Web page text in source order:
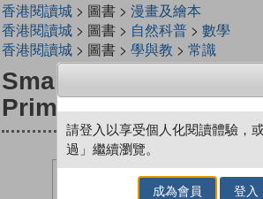
香港閱讀城> 圖書 > 漫畫及繪本
香港閱讀城> 圖書 > 自然科普> 數學
香港閱讀城> 圖書 > 學與教 > 常識
Smart
Primary-04 Talent
請登入以享受個人化閱讀體驗，
過」繼續瀏覽。
成為會員 登入